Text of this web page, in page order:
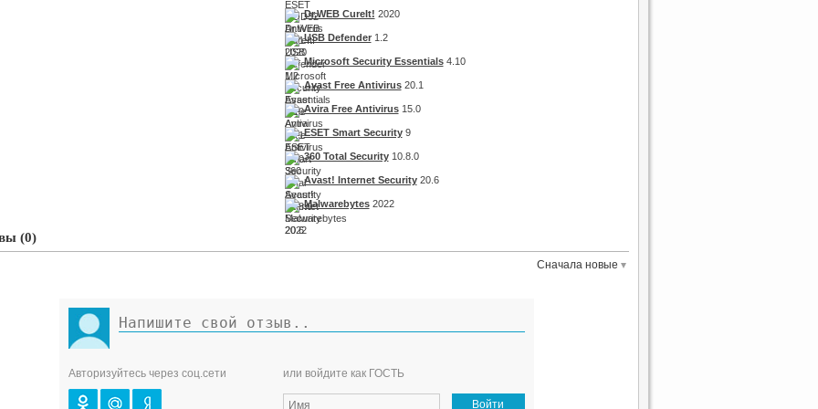
Dr.WEB CureIt! 2020
USB Defender1.2
Microsoft Security Essentials4.10
Avast Free Antivirus20.1
Avira Free Antivirus15.0
ESET Smart Security9
360 Total Security10.8.0
Avast! Internet Security20.6
Malwarebytes2022
(0)
Сначала новые
Авторизуйтесь через соц.сети или войдите как ГОСТЬ
Войти